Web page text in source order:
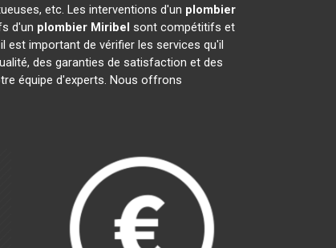
etc. Les interventions d'un plombier
d'un plombier Miribel sont compétitifs et
est important de vérifier les services qu'il
des garanties de satisfaction et des
équipe d'experts. Nous offrons